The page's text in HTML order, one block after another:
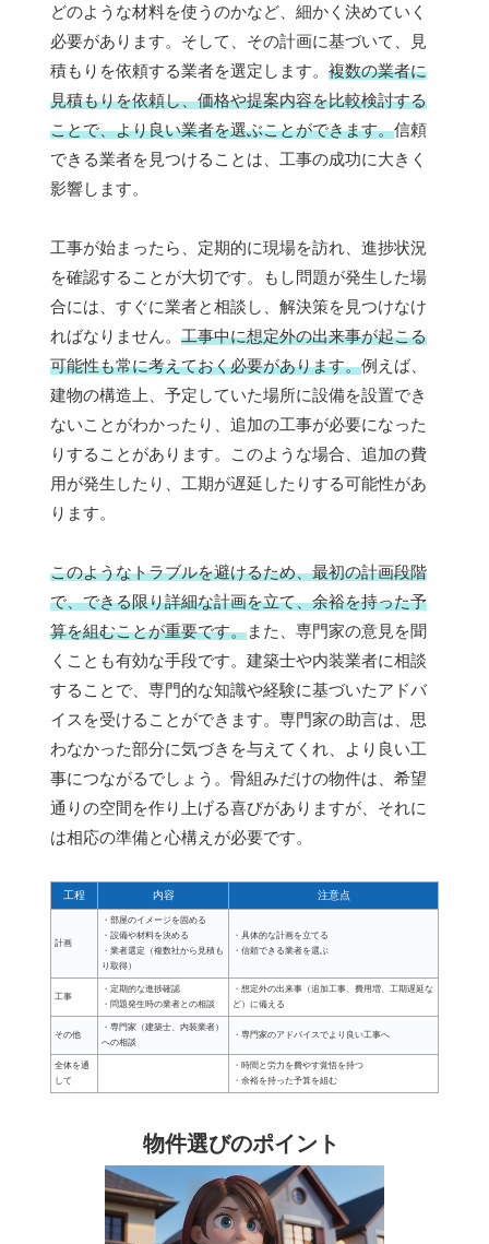
どのような材料を使うのかなど、細かく決めていく
必要があります。そして、その計画に基づいて、見
積もりを依頼する業者を選定します。 複数の業者に
見積もりを依頼し、価格や提案内容を比較検討する
ことで、より良い業者を選ぶことができます。信頼
できる業者を見つけることは、工事の成功に大きく
影響します。
工事が始まったら、定期的に現場を訪れ、進捗状況
を確認することが大切です。もし問題が発生した場
合には、すぐに業者と相談し、解決策を見つけなけ
ればなりません。 工事中に想定外の出来事が起こる
可能性も常に考えておく必要があります。例えば、
建物の構造上、予定していた場所に設備を設置でき
ないことがわかったり、追加の工事が必要になった
りすることがあります。このような場合、追加の費
用が発生したり、工期が遅延したりする可能性があ
ります。
このようなトラブルを避けるため、最初の計画段階
で、できる限り詳細な計画を立て、余裕を持った予
算を組むことが重要です。また、専門家の意見を聞
くことも有効な手段です。建築士や内装業者に相談
することで、専門的な知識や経験に基づいたアドバ
イスを受けることができます。専門家の助言は、思
わなかった部分に気づきを与えてくれ、より良い工
事につながるでしょう。骨組みだけの物件は、希望
通りの空間を作り上げる喜びがありますが、それに
は相応の準備と心構えが必要です。
工程 内容 注意点
計画
・部屋のイメージを固める
・設備や材料を決める
・業者選定（複数社から見積も
り取得）
・具体的な計画を立てる
・信頼できる業者を選ぶ
工事
・定期的な進捗確認
・問題発生時の業者との相談
・想定外の出来事（追加工事、費用増、工期遅延な
ど）に備える
その他
・専門家（建築士、内装業者）
への相談
・専門家のアドバイスでより良い工事へ
全体を通
して
・時間と労力を費やす覚悟を持つ
・余裕を持った予算を組む
物件選びのポイント